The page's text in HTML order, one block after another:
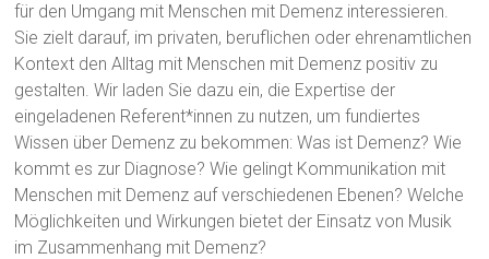
für den Umgang mit Menschen mit Demenz interessieren.
Sie zielt darauf, im privaten, beruflichen oder ehrenamtlichen
Kontext den Alltag mit Menschen mit Demenz positiv zu
gestalten. Wir laden Sie dazu ein, die Expertise der
eingeladenen Referent*innen zu nutzen, um fundiertes
Wissen über Demenz zu bekommen: Was ist Demenz? Wie
kommt es zur Diagnose? Wie gelingt Kommunikation mit
Menschen mit Demenz auf verschiedenen Ebenen? Welche
Möglichkeiten und Wirkungen bietet der Einsatz von Musik
im Zusammenhang mit Demenz?